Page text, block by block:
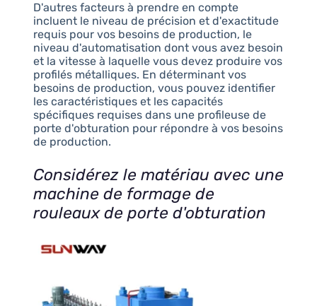
D'autres facteurs à prendre en compte
incluent le niveau de précision et d'exactitude
requis pour vos besoins de production, le
niveau d'automatisation dont vous avez besoin
et la vitesse à laquelle vous devez produire vos
profilés métalliques. En déterminant vos
besoins de production, vous pouvez identifier
les caractéristiques et les capacités
spécifiques requises dans une profileuse de
porte d'obturation pour répondre à vos besoins
de production.
Considérez le matériau avec une
machine de formage de
rouleaux de porte d'obturation